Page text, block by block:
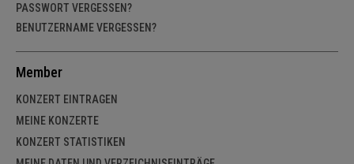
PASSWORT VERGESSEN?
BENUTZERNAME VERGESSEN?
Member
KONZERT EINTRAGEN
MEINE KONZERTE
KONZERT STATISTIKEN